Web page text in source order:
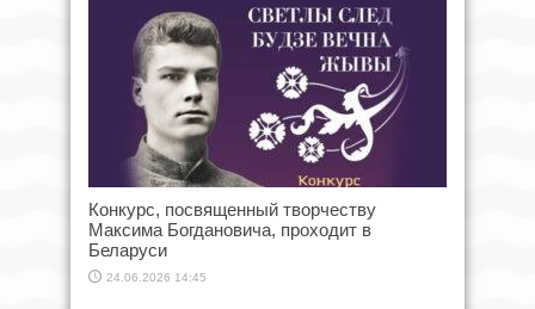
Конкурс, посвященный творчеству
Максима Богдановича, проходит в
Беларуси
24.06.2026 14:45